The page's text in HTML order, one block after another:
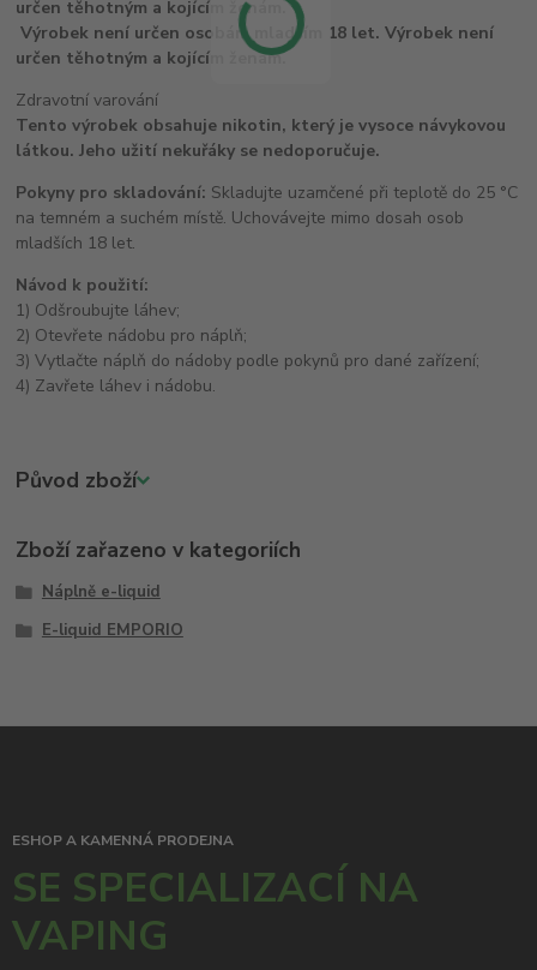
Výrobek není určen osobám mladším 18 let. Výrobek není
určen těhotným a kojícím ženám.
Zdravotní varování
Tento výrobek obsahuje nikotin, který je vysoce návykovou
látkou. Jeho užití nekuřáky se nedoporučuje.
Pokyny pro skladování: Skladujte uzamčené při teplotě do 25 °C
na temném a suchém místě. Uchovávejte mimo dosah osob
mladších 18 let.
Návod k použití:
1) Odšroubujte láhev;
2) Otevřete nádobu pro náplň;
3) Vytlačte náplň do nádoby podle pokynů pro dané zařízení;
4) Zavřete láhev i nádobu.
Původ zboží
Zboží zařazeno v kategoriích
Náplně e-liquid
E-liquid EMPORIO
ESHOP A KAMENNÁ PRODEJNA
SE SPECIALIZACÍ NA
VAPING